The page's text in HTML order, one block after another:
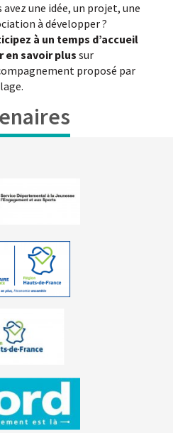
avez une idée, un projet, une
à développer ?
à un temps d’accueil
en savoir plus sur
proposé par